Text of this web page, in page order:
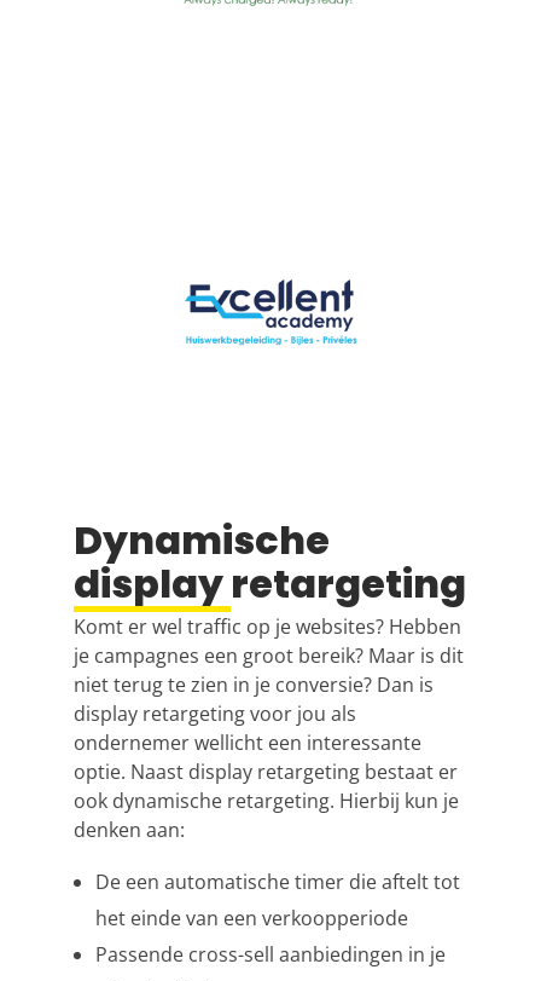
Dynamische
display retargeting
Komt er wel traffic op je websites? Hebben
je campagnes een groot bereik? Maar is dit
niet terug te zien in je conversie? Dan is
display retargeting voor jou als
ondernemer wellicht een interessante
optie. Naast display retargeting bestaat er
ook dynamische retargeting. Hierbij kun je
denken aan:
De een automatische timer die aftelt tot
het einde van een verkoopperiode
Passende cross-sell aanbiedingen in je